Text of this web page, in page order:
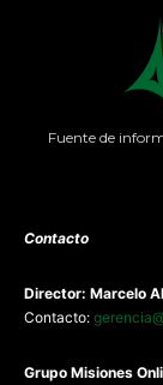
Fuente de
Contacto
Director: Marcelo
Contacto:
Grupo Misiones